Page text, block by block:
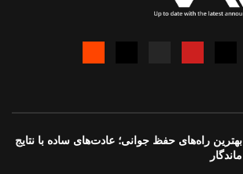
بهترین راه‌های حفظ جوانی؛ عادت‌های ساده با نتایج
ماندگار